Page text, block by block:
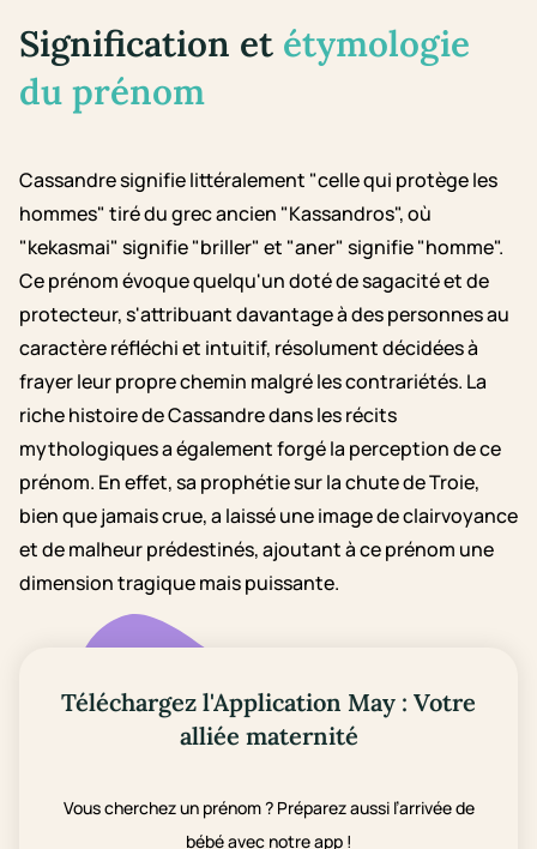
Signification et étymologie
du prénom
Cassandre signifie littéralement "celle qui protège les
hommes" tiré du grec ancien "Kassandros", où
"kekasmai" signifie "briller" et "aner" signifie "homme".
Ce prénom évoque quelqu'un doté de sagacité et de
protecteur, s'attribuant davantage à des personnes au
caractère réfléchi et intuitif, résolument décidées à
frayer leur propre chemin malgré les contrariétés. La
riche histoire de Cassandre dans les récits
mythologiques a également forgé la perception de ce
prénom. En effet, sa prophétie sur la chute de Troie,
bien que jamais crue, a laissé une image de clairvoyance
et de malheur prédestinés, ajoutant à ce prénom une
dimension tragique mais puissante.
Téléchargez l'Application May : Votre
alliée maternité
Vous cherchez un prénom ? Préparez aussi l’arrivée de
bébé avec notre app !